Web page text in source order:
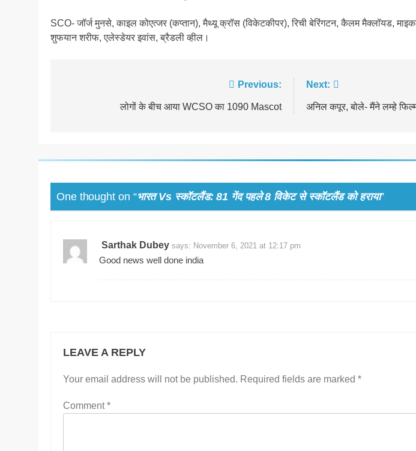
SCO- जॉर्ज मुनसे, काइल कोएत्जर (कप्तान), मैथ्यू क्रॉस (विकेटकीपर), रिची बेरिंगटन, कैलम मैक्लॉयड,
शुफयान शरीफ, एलेस्डेयर इवांस, ब्रैडली व्हील।
navigation
Previous:
लोगों के बीच आया WCSO का 1090 Mascot
Next:
अनिल कपूर, बोले- मैंने लम्हे
One thought on “भारत Vs स्कॉटलैंड: 81 गेंद पहले 8 विकेट से स्कॉटलैंड को हराया”
Sarthak Dubey says: November 6, 2021 at 12:17 pm
Good news well done india
LEAVE A REPLY
Your email address will not be published. Required fields are marked *
Comment*